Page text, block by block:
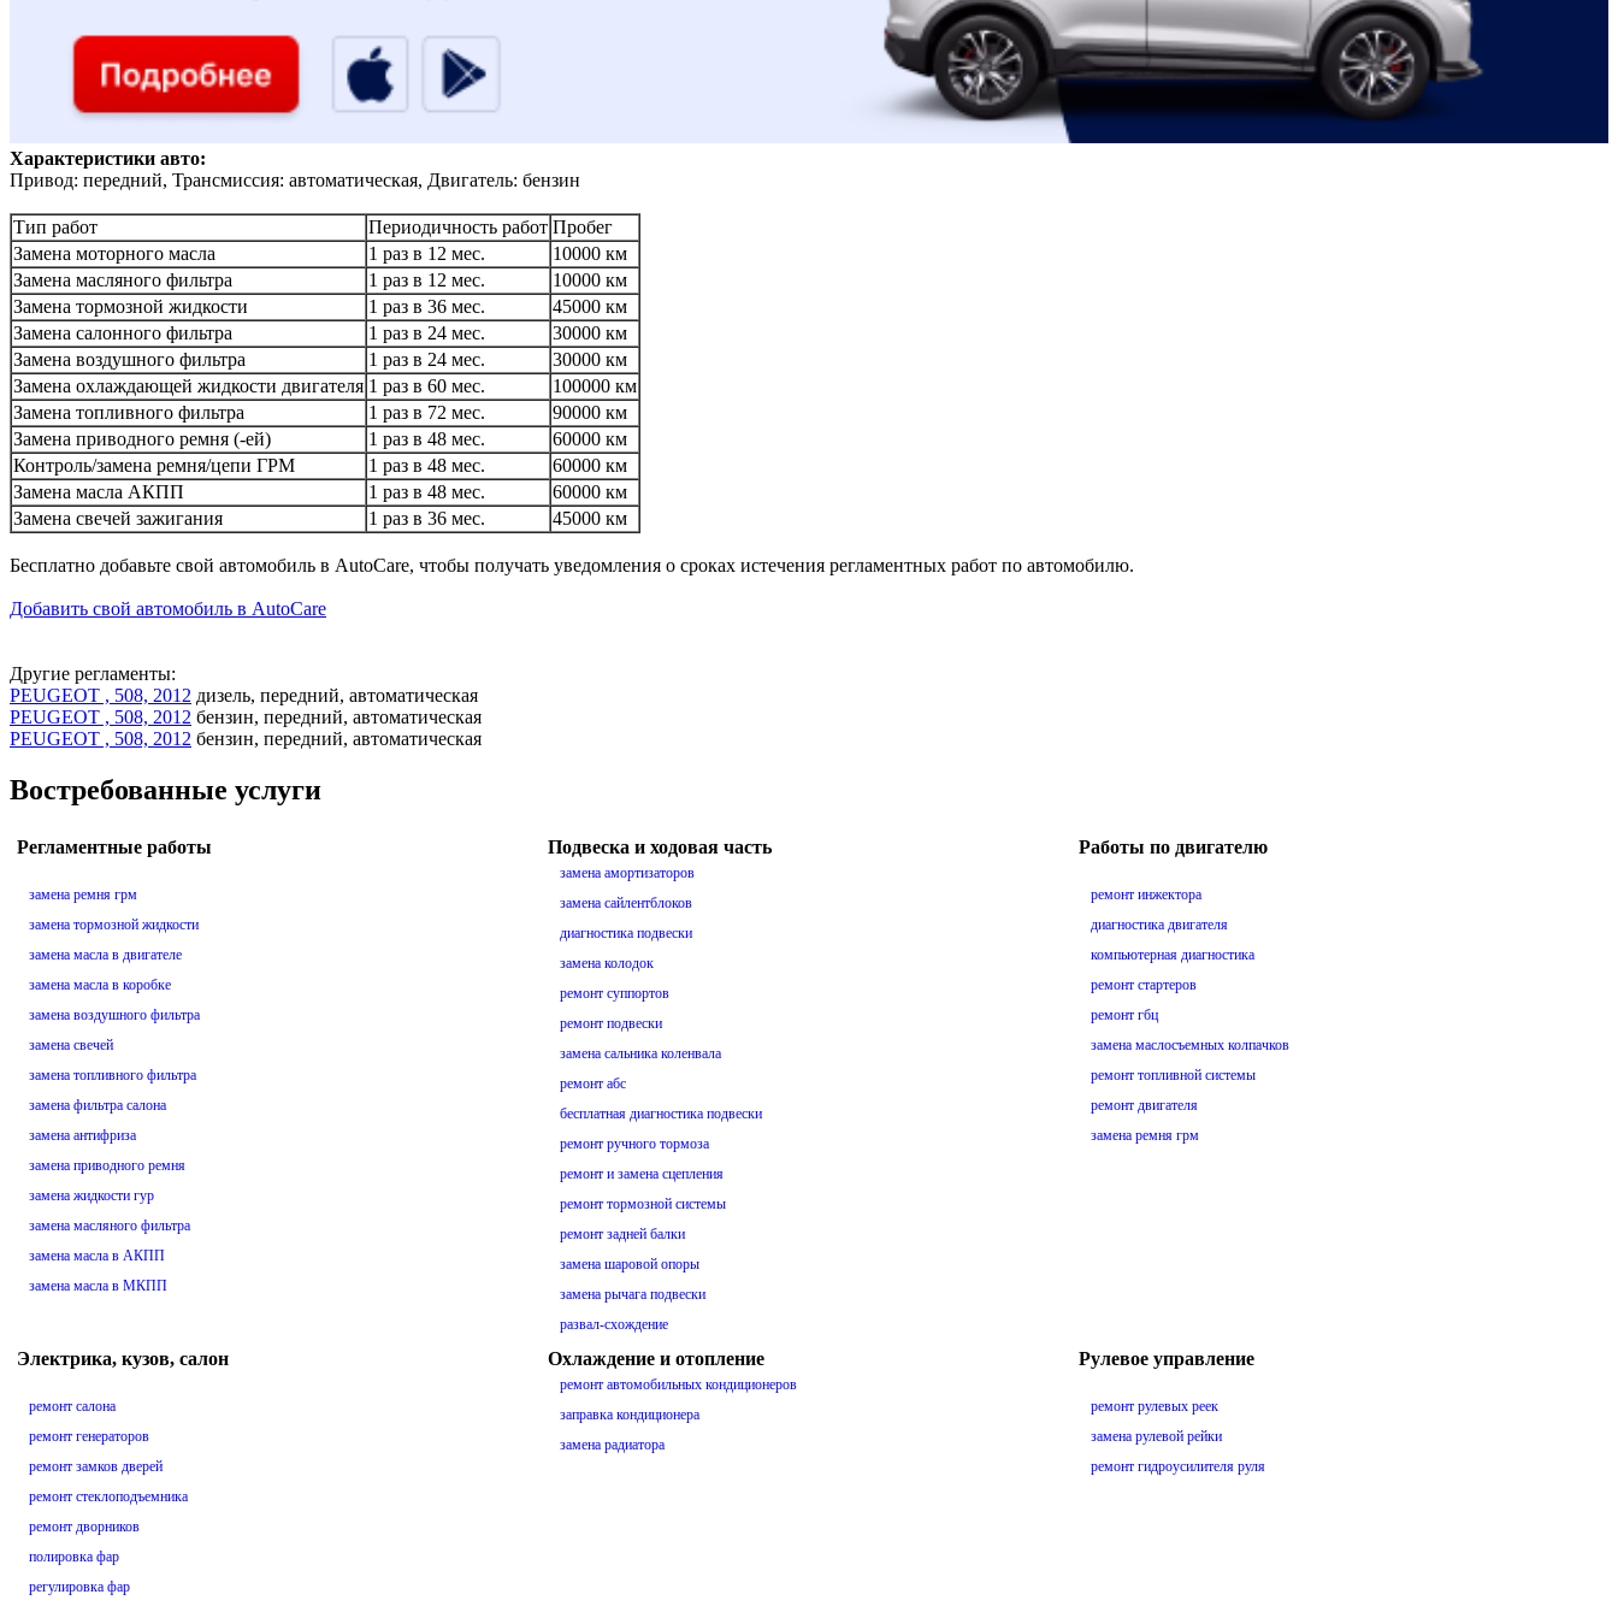
Характеристики авто:
Привод: передний, Трансмиссия: автоматическая, Двигатель: бензин
Тип работ Периодичность работ Пробег
Замена моторного масла
1 раз в 12 мес.
10000 км
Замена масляного фильтра
1 раз в 12 мес.
10000 км
Замена тормозной жидкости
1 раз в 36 мес.
45000 км
Замена салонного фильтра
1 раз в 24 мес.
30000 км
Замена воздушного фильтра
1 раз в 24 мес.
30000 км
Замена охлаждающей жидкости двигателя 1 раз в 60 мес.
100000 км
Замена топливного фильтра
1 раз в 72 мес.
90000 км
Замена приводного ремня (-ей)
1 раз в 48 мес.
60000 км
Контроль/замена ремня/цепи ГРМ
1 раз в 48 мес.
60000 км
Замена масла АКПП
1 раз в 48 мес.
60000 км
Замена свечей зажигания
1 раз в 36 мес. 45000 км
Бесплатно добавьте свой автомобиль в AutoCare, чтобы получать уведомления о сроках истечения регламентных работ по автомобилю.
Добавить свой автомобиль в AutoCare
Другие регламенты:
PEUGEOT , 508, 2012 дизель, передний, автоматическая
PEUGEOT , 508, 2012 бензин, передний, автоматическая
PEUGEOT , 508, 2012 бензин, передний, автоматическая
Востребованные услуги
Регламентные работы
замена ремня грм
замена тормозной жидкости
замена масла в двигателе
замена масла в коробке
замена воздушного фильтра
замена свечей
замена топливного фильтра
замена фильтра салона
замена антифриза
замена приводного ремня
замена жидкости гур
замена масляного фильтра
замена масла в АКПП
замена масла в МКПП
Подвеска и ходовая часть
замена амортизаторов
замена сайлентблоков
диагностика подвески
замена колодок
ремонт суппортов
ремонт подвески
замена сальника коленвала
ремонт абс
бесплатная диагностика подвески
ремонт ручного тормоза
ремонт и замена сцепления
ремонт тормозной системы
ремонт задней балки
замена шаровой опоры
замена рычага подвески
развал-схождение
Работы по двигателю
ремонт инжектора
диагностика двигателя
компьютерная диагностика
ремонт стартеров
ремонт гбц
замена маслосъемных колпачков
ремонт топливной системы
ремонт двигателя
замена ремня грм
Электрика, кузов, салон
ремонт салона
ремонт генераторов
ремонт замков дверей
ремонт стеклоподъемника
ремонт дворников
полировка фар
регулировка фар
Охлаждение и отопление
ремонт автомобильных кондиционеров
заправка кондиционера
замена радиатора
Рулевое управление
ремонт рулевых реек
замена рулевой рейки
ремонт гидроусилителя руля